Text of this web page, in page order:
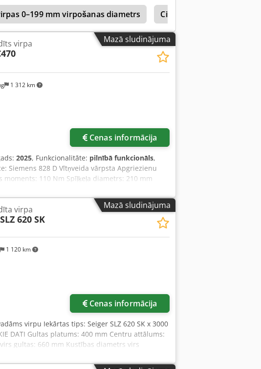
rokas riteņi • Saziņas saskarne • 4-pozīciju
• 3-žokļu patrona BISON, diametrs 300
bīdāmās durvis ar elektrisko drošību •
• Centrālā eļļošana • Mašīnas kājas •
Rüschebrinkstr. 151-153 DE -
0–199 mm virpošanas diametrs Cikla Virpa
Mazā sludinājuma
1 312 km
virpa
Cenas informācija
2025, Funkcionalitāte: pilnībā funkcionāls,
Siemens 828 D Vītņveida vārpsta Apgriezienu
moments: 110 Nm Spīļķeļa diametrs: 210 mm
zona Attālums starp centriem: 1000 mm Attālums
diametrs: 470 mm Maksimālais diametrs virs
430 mm Z ass gājiens: 1065 mm X ass
4-pozīciju revolvergalva RD 2 Atbalsta punkts
Atbalsta gredzens Tehnoloģija: sinhronizēts
pārvaldība: skrāpstu tvertne Dzesēšanas
adaptera plāksne PARAT RD-2 ar iekšējo
Spīļķeļa žokļi: 1 komplekts termiski apstrādātu
x platums): 2,91 m x 1,24 m
Mazā sludinājuma
1 120 km
virpa
SLZ 620 SK
Cenas informācija
virpu Iekārtas tips: Seiger SLZ 620 SK x 3000
DATI Gultas platums: 400 mm Centru attālums:
gultas: 660 mm Kustības diametrs virs
1 – 2 500 apgr./min. Dzinēja jauda: 30 / 22 kW
Parat Apakškalibrators: MK 5 Pinoles